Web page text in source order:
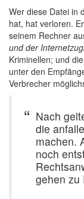
Wer diese Datei in
hat, hat verloren.
seinem Rechner
und der
Kriminellen; und
unter den
Verbrecher
Nach
die
machen.
noch
gehen zu